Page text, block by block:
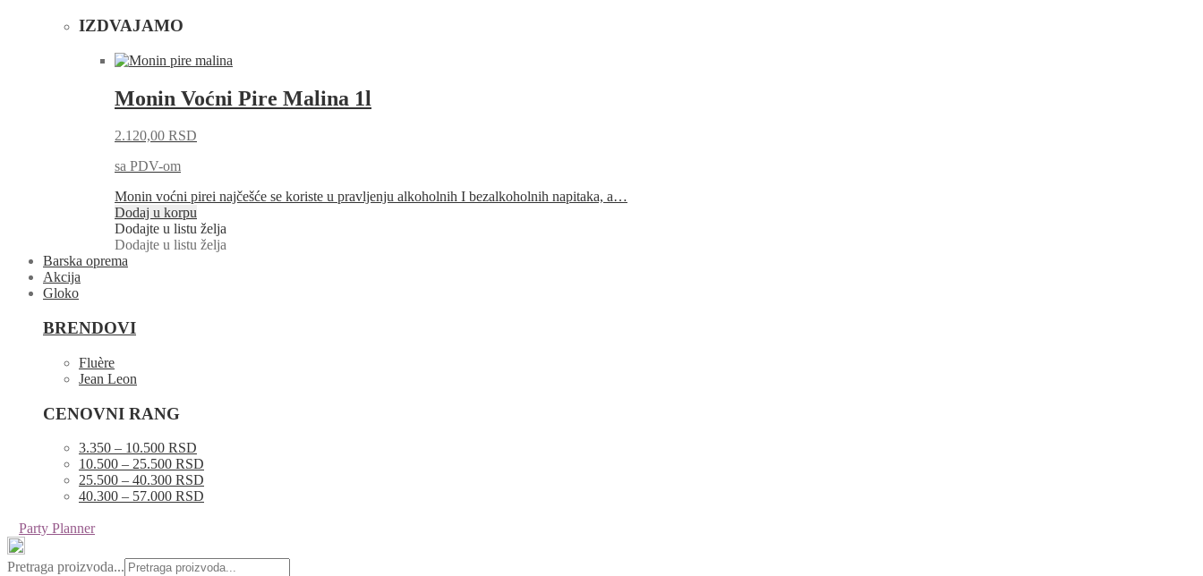
IZDVAJAMO
Monin Voćni Pire Malina 1l
2.120,00 RSD
sa PDV-om
Monin voćni pirei najčešće se koriste u pravljenju alkoholnih I bezalkoholnih napitaka, a…
Dodaj u korpu
Dodajte u listu želja
Dodajte u listu želja
Barska oprema
Akcija
Gloko
BRENDOVI
Fluère
Jean Leon
CENOVNI RANG
3.350 – 10.500 RSD
10.500 – 25.500 RSD
25.500 – 40.300 RSD
40.300 – 57.000 RSD
Party Planner
Pretraga proizvoda...